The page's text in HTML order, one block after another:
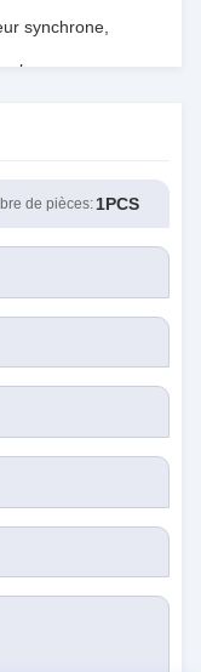
synchrone
champ,
de pièces: 1PCS